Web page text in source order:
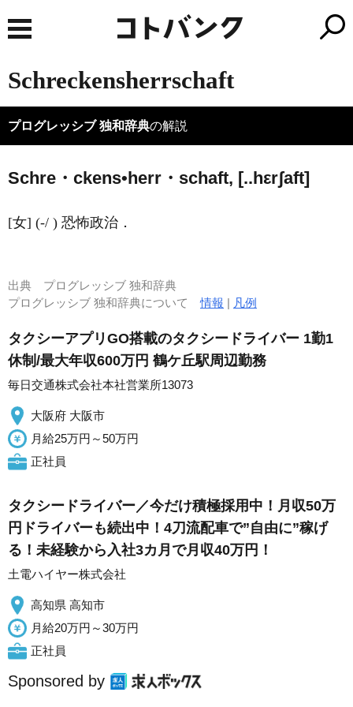
Schreckensherrschaft
プログレッシブ 独和辞典の解説
Schre・ckens•herr・schaft, [..hεrʃaft]
[女] (-/ ) 恐怖政治．
出典 プログレッシブ 独和辞典
プログレッシブ 独和辞典について情報 | 凡例
タクシーアプリGO搭載のタクシードライバー 1勤1
休制/最大年収600万円 鶴ケ丘駅周辺勤務
毎日交通株式会社本社営業所13073
大阪府 大阪市
月給25万円～50万円
正社員
タクシードライバー／今だけ積極採用中！月収50万
円ドライバーも続出中！4刀流配車で”自由に”稼げ
る！未経験から入社3カ月で月収40万円！
土電ハイヤー株式会社
高知県 高知市
月給20万円～30万円
正社員
Sponsored by